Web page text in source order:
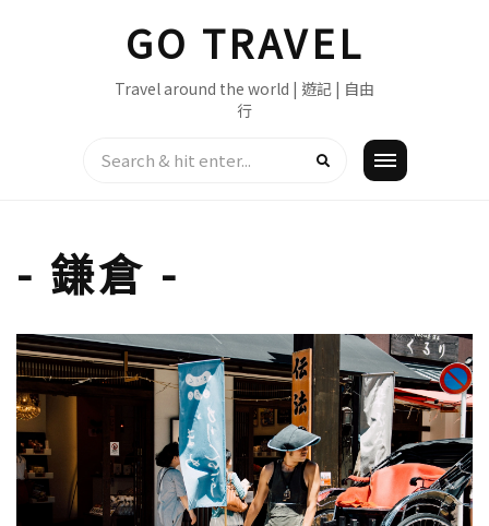
GO TRAVEL
Travel around the world | 遊記 | 自由
行
- 鎌倉 -